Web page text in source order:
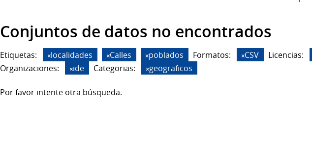
Conjuntos de datos no encontrados
Etiquetas: localidades Calles poblados Formatos: CSV Licencias:
Organizaciones:
ide Categorias: geograficos
Por favor intente otra búsqueda.